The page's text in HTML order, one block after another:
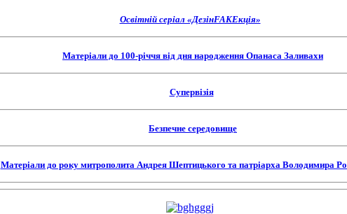
Освітній серіал «ДезінFAKEкція»
Матеріали до 100-річчя від дня народження Опанаса Заливахи
Супервізія
Безпечне середовище
Матеріали до року митрополита Андрея Шептицького та патріарха Володимира